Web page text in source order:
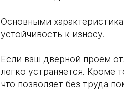
Основными
устойчивость к износу.
Если ваш дверной проем
легко устраняется.
что позволяет без труда